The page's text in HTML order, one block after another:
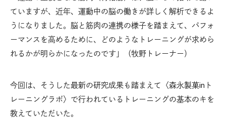
ていますが、近年、運動中の脳の働きが詳しく解析できるよ
うになりました。脳と筋肉の連携の様子を踏まえて、パフォ
ーマンスを高めるために、どのようなトレーニングが求めら
れるかが明らかになったのです」（牧野トレーナー）
今回は、そうした最新の研究成果も踏まえて〈森永製菓inト
レーニングラボ〉で行われているトレーニングの基本のキを
教えていただいた。